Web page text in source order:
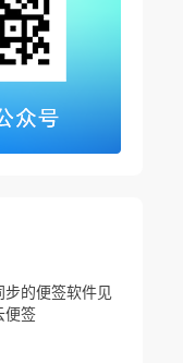
步的便签软件见
便签